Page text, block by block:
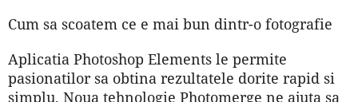
Cum sa scoatem ce e mai bun dintr-o fotografie
Aplicatia Photoshop Elements le permite
pasionatilor sa obtina rezultatele dorite rapid si
simplu. Noua tehnologie Photomerge ne ajuta sa